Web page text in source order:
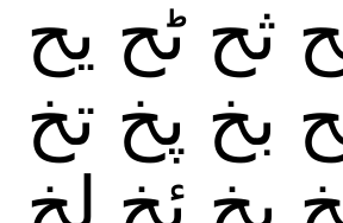
ثح ٹح يح
بخ پخ تخ
يخ ئخ لخ